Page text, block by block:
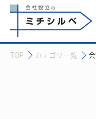
会社設立の
TOP カテゴリ一覧